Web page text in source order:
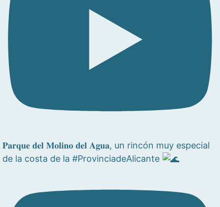
𝐏𝐚𝐫𝐪𝐮𝐞 𝐝𝐞𝐥 𝐌𝐨𝐥𝐢𝐧𝐨 𝐝𝐞𝐥 𝐀𝐠𝐮𝐚, un rincón muy especial
de la costa de la #ProvinciadeAlicante